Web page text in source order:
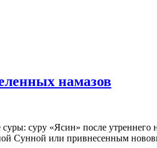
намазов
суру «Ясин» после
Сунной или привнесенным